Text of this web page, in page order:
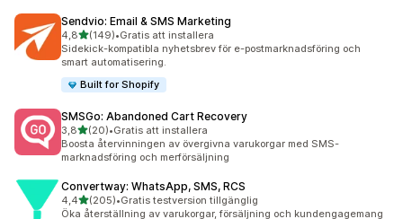
Sendvio: Email & SMS Marketing
4,8av 5 stjärnor
(149)
149 recensioner totalt
•Gratis att installera
Sidekick-kompatibla nyhetsbrev för e-postmarknadsföring och
smart automatisering.
Built for Shopify
SMSGo: Abandoned Cart Recovery
3,8av 5 stjärnor
(20)
20 recensioner totalt
•Gratis att installera
Boosta återvinningen av övergivna varukorgar med SMS-
marknadsföring och merförsäljning
Convertway: WhatsApp, SMS, RCS
4,4av 5 stjärnor
(205)
205 recensioner totalt
•Gratis testversion tillgänglig
Öka återställning av varukorgar, försäljning och kundengagemang